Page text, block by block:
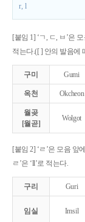
r, l
[붙임 1] ‘ㄱ, ㄷ, ㅂ’은
적는다.([ ] 안의 발음에
구미 Gumi
옥천 Okcheon
월곶
[월곧]
Wolgot
[붙임 2] ‘ㄹ’은 모음 앞
ㄹ’은 ‘ll’로 적는다.
구리 Guri
임실 Imsil